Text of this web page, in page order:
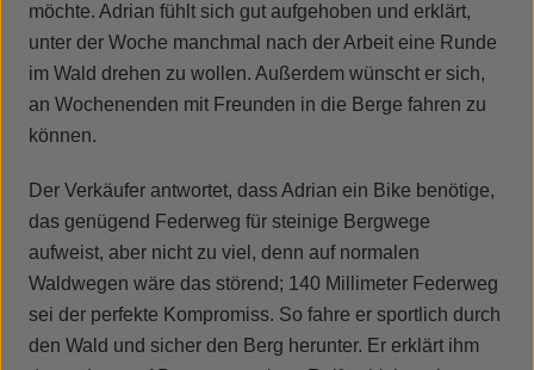
möchte. Adrian fühlt sich gut aufgehoben und erklärt,
unter der Woche manchmal nach der Arbeit eine Runde
im Wald drehen zu wollen. Außerdem wünscht er sich,
an Wochenenden mit Freunden in die Berge fahren zu
können.
Der Verkäufer antwortet, dass Adrian ein Bike benötige,
das genügend Federweg für steinige Bergwege
aufweist, aber nicht zu viel, denn auf normalen
Waldwegen wäre das störend; 140 Millimeter Federweg
sei der perfekte Kompromiss. So fahre er sportlich durch
den Wald und sicher den Berg herunter. Er erklärt ihm